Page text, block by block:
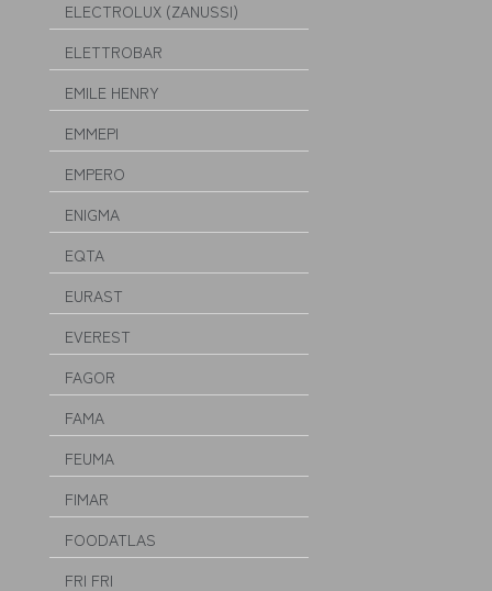
ELECTROLUX (ZANUSSI)
ELETTROBAR
EMILE HENRY
EMMEPI
EMPERO
ENIGMA
EQTA
EURAST
EVEREST
FAGOR
FAMA
FEUMA
FIMAR
FOODATLAS
FRI FRI